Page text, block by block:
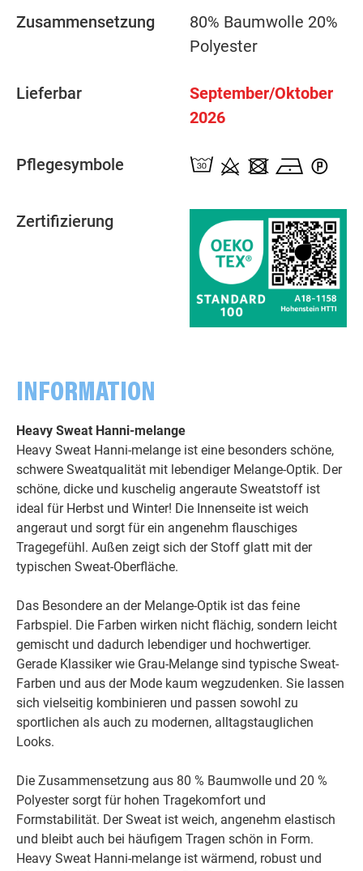
Zusammensetzung
80% Baumwolle 20%
Polyester
Lieferbar
September/Oktober
2026
Pflegesymbole
Zertifizierung
INFORMATION
Heavy Sweat Hanni-melange
Heavy Sweat Hanni-melange ist eine besonders schöne,
schwere Sweatqualität mit lebendiger Melange-Optik. Der
schöne, dicke und kuschelig angeraute Sweatstoff ist
ideal für Herbst und Winter! Die Innenseite ist weich
angeraut und sorgt für ein angenehm flauschiges
Tragegefühl. Außen zeigt sich der Stoff glatt mit der
typischen Sweat-Oberfläche.
Das Besondere an der Melange-Optik ist das feine
Farbspiel. Die Farben wirken nicht flächig, sondern leicht
gemischt und dadurch lebendiger und hochwertiger.
Gerade Klassiker wie Grau-Melange sind typische Sweat-
Farben und aus der Mode kaum wegzudenken. Sie lassen
sich vielseitig kombinieren und passen sowohl zu
sportlichen als auch zu modernen, alltagstauglichen
Looks.
Die Zusammensetzung aus 80 % Baumwolle und 20 %
Polyester sorgt für hohen Tragekomfort und
Formstabilität. Der Sweat ist weich, angenehm elastisch
und bleibt auch bei häufigem Tragen schön in Form.
Heavy Sweat Hanni-melange ist wärmend, robust und